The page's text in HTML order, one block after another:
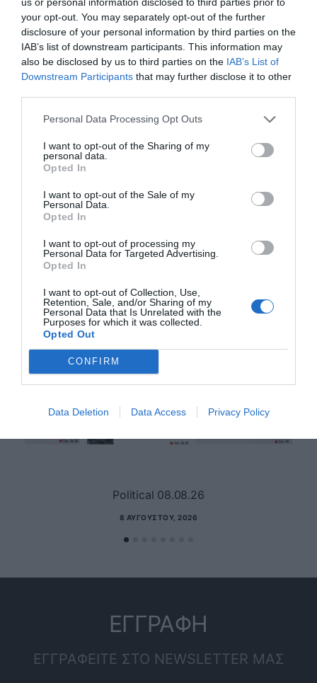
your opt-out. You may separately opt-out of the further
disclosure of your personal information by third parties on the
IAB’s list of downstream participants. This information may
also be disclosed by us to third parties on the IAB’s List of
Downstream Participants that may further disclose it to other
Personal Data Processing Opt Outs
I want to opt-out of the Sharing of my
personal data.
Opted In
I want to opt-out of the Sale of my
Personal Data.
Opted In
I want to opt-out of processing my
Personal Data for Targeted Advertising.
Opted In
I want to opt-out of Collection, Use,
Retention, Sale, and/or Sharing of my
Personal Data that Is Unrelated with the
Purposes for which it was collected.
Opted Out
CONFIRM
Data Deletion Data Access Privacy Policy
ΔΕΊΤΕ ΕΠΊΣΗΣ...
Political 08.08.26
8 ΑΥΓΟΎΣΤΟΥ, 2026
ΕΓΓΡΑΦΗ
ΕΓΓΡΑΦΕΙΤΕ ΣΤΟ NEWSLETTER ΜΑΣ